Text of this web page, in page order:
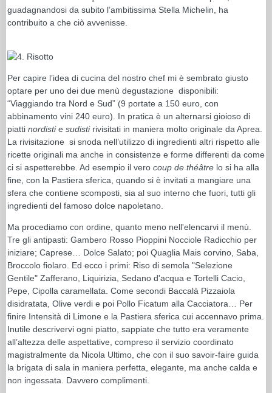
guadagnandosi da subito l’ambitissima Stella Michelin, ha
contribuito a che ciò avvenisse.
Per capire l’idea di cucina del nostro chef mi è sembrato giusto
optare per uno dei due menù degustazione disponibili:
“Viaggiando tra Nord e Sud” (9 portate a 150 euro, con
abbinamento vini 240 euro). In pratica è un alternarsi gioioso di
piatti nordistie sudisti rivisitati in maniera molto originale da Aprea.
La rivisitazione si snoda nell’utilizzo di ingredienti altri rispetto alle
ricette originali ma anche in consistenze e forme differenti da come
ci si aspetterebbe. Ad esempio il vero coup de théâtre lo si ha alla
fine, con la Pastiera sferica, quando si è invitati a mangiare una
sfera che contiene scomposti, sia al suo interno che fuori, tutti gli
ingredienti del famoso dolce napoletano.
Ma procediamo con ordine, quanto meno nell'elencarvi il menù.
Tre gli antipasti: Gambero Rosso Pioppini Nocciole Radicchio per
iniziare; Caprese… Dolce Salato; poi Quaglia Mais corvino, Saba,
Broccolo fiolaro. Ed ecco i primi: Riso di semola "Selezione
Gentile" Zafferano, Liquirizia, Sedano d'acqua e Tortelli Cacio,
Pepe, Cipolla caramellata. Come secondi Baccalà Pizzaiola
disidratata, Olive verdi e poi Pollo Ficatum alla Cacciatora… Per
finire Intensità di Limone e la Pastiera sferica cui accennavo prima.
Inutile descrivervi ogni piatto, sappiate che tutto era veramente
all’altezza delle aspettative, compreso il servizio coordinato
magistralmente da Nicola Ultimo, che con il suo savoir-faire guida
la brigata di sala in maniera perfetta, elegante, ma anche calda e
non ingessata. Davvero complimenti.